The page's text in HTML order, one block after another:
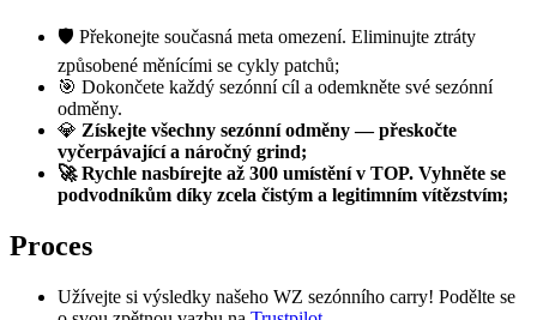
🛡️ Překonejte současná meta omezení. Eliminujte ztráty
způsobené měnícími se cykly patchů;
🎯 Dokončete každý sezónní cíl a odemkněte své sezónní
odměny.
💎 Získejte všechny sezónní odměny — přeskočte
vyčerpávající a náročný grind;
🚀 Rychle nasbírejte až 300 umístění v TOP. Vyhněte se
podvodníkům díky zcela čistým a legitimním vítězstvím;
Proces
Užívejte si výsledky našeho WZ sezónního carry! Podělte se